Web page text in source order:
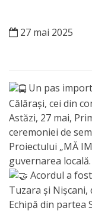
Registrul
Stat
al
Actelor
Locale
Primăria
Aparatul
27 mai 2025
Un pas
Călărași, cei din
Astăzi, 27 mai,
ceremoniei de
Proiectului „MĂ
guvernarea locală.
Acordul a
Tuzara și
Echipă din partea